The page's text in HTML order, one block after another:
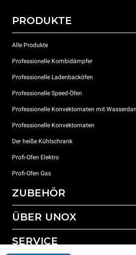
PRODUKTE
Alle Produkte
Professionelle Kombidämpfer
Professionelle Ladenbacköfen
Professionelle Speed-Öfen
Professionelle Konvektomaten mit
Professionelle Konvektomaten
Der heiße Kühlschrank
Profi-Ofen Elektro
Profi-Ofen Gas
ZUBEHÖR
Gesamtes Zubehör
ÜBER UNOX
Unsere Standorte weltweit
SERVICE